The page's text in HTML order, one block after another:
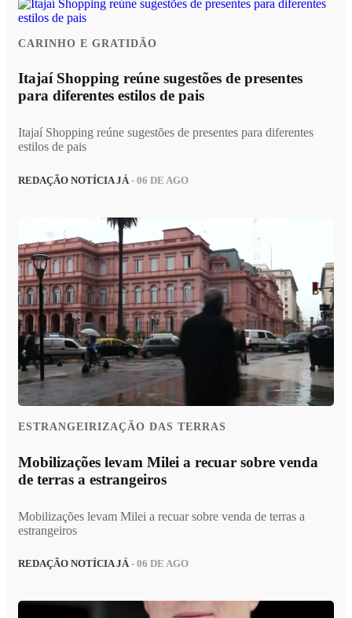
CARINHO E GRATIDÃO
Itajaí Shopping reúne sugestões de presentes
para diferentes estilos de pais
Itajaí Shopping reúne sugestões de presentes para diferentes
estilos de pais
REDAÇÃO NOTÍCIA JÁ - 06 DE AGO
ESTRANGEIRIZAÇÃO DAS TERRAS
Mobilizações levam Milei a recuar sobre venda
de terras a estrangeiros
Mobilizações levam Milei a recuar sobre venda de terras a
estrangeiros
REDAÇÃO NOTÍCIA JÁ- 06 DE AGO